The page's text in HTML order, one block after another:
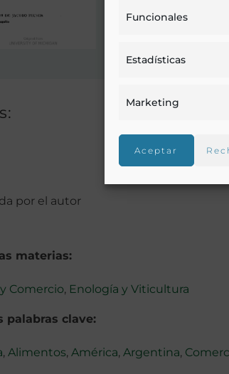
Funcionales
Estadísticas
Marketing
Aceptar
por el autor
materias:
Comercio, Enología y Viticultura
palabras clave:
, Alimentos, América, Argentina,